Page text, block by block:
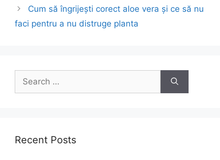
Cum să îngrijești corect aloe vera și ce să nu
faci pentru a nu distruge planta
for:
Recent Posts